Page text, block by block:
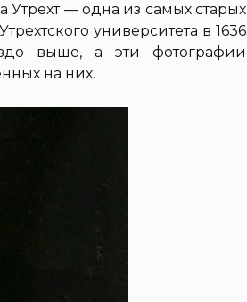
Утрехт — одна из самых старых
университета в 1636
выше, а эти фотографии
на них.